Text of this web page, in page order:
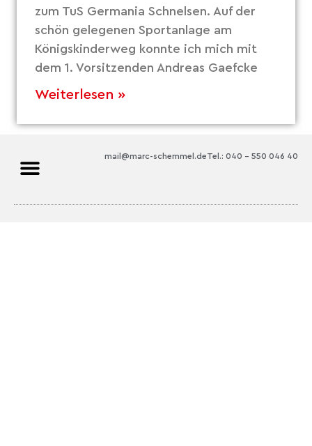
zum TuS Germania Schnelsen. Auf der
schön gelegenen Sportanlage am
Königskinderweg konnte ich mich mit
dem 1. Vorsitzenden Andreas Gaefcke
Weiterlesen »
Tel.: 040 – 550 046 40
mail@marc-schemmel.de